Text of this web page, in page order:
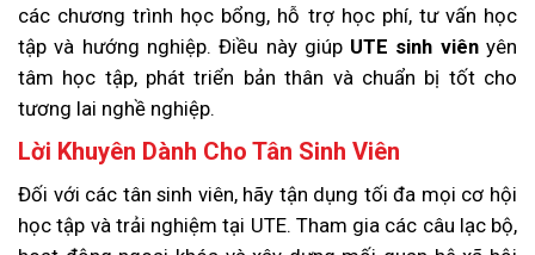
các chương trình học bổng, hỗ trợ học phí, tư vấn học
tập và hướng nghiệp. Điều này giúp UTE sinh viênyên
tâm học tập, phát triển bản thân và chuẩn bị tốt cho
tương lai nghề nghiệp.
Lời Khuyên Dành Cho Tân Sinh Viên
Đối với các tân sinh viên, hãy tận dụng tối đa mọi cơ hội
học tập và trải nghiệm tại UTE. Tham gia các câu lạc bộ,